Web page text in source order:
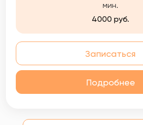
мин.
4000 руб.
Записаться
Подробнее